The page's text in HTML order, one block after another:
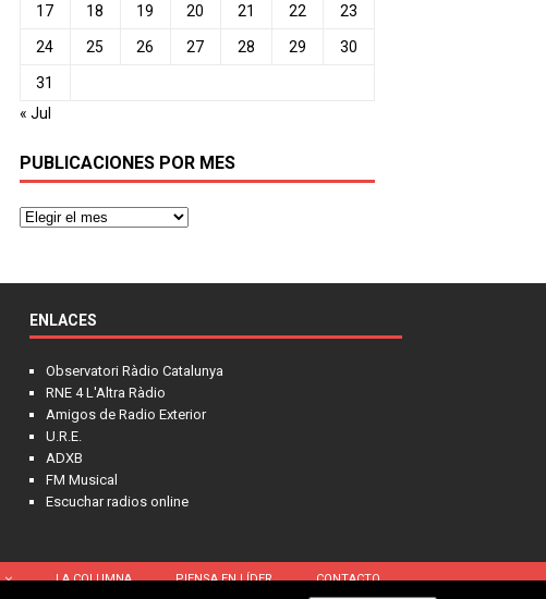
17 18 19 20 21 22 23
24 25 26 27 28 29 30
31
« Jul
PUBLICACIONES POR MES
ENLACES
Observatori Ràdio Catalunya
RNE 4 L'Altra Ràdio
Amigos de Radio Exterior
U.R.E.
ADXB
FM Musical
Escuchar radios online
LA COLUMNA PIENSA EN LÍDER CONTACTO